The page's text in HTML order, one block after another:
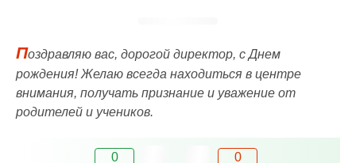
Поздравляю вас, дорогой директор, с Днем
рождения! Желаю всегда находиться в центре
внимания, получать признание и уважение от
родителей и учеников.
0 0